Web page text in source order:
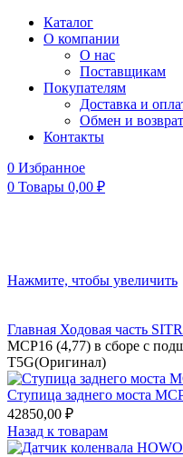
Каталог
О компании
О нас
Поставщикам
Покупателям
Доставка и
Обмен и возврат
Контакты
0 Избранное
0 Товары 0,00 ₽
Нажмите, чтобы увеличить
Главная Ходовая часть
МСР16 (4,77) в сборе с
T5G(Оригинал)
Ступица заднего моста
42850,00 ₽
Назад к товарам